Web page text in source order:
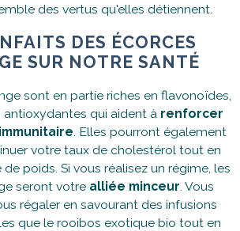
des vertus qu'elles détiennent.
DES ÉCORCES
SUR NOTRE SANTÉ
sont en partie riches en flavonoïdes,
qui aident à renforcer
. Elles pourront également
votre taux de cholestérol tout en
poids. Si vous réalisez un régime, les
seront votre alliée minceur . Vous
régaler en savourant des infusions
que le rooibos exotique bio tout en